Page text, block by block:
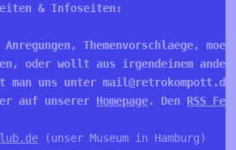
& Infoseiten:
Themenvorschlaege,
oder wollt aus irgendeinem
man uns unter
auf unserer Homepage. Den RSS